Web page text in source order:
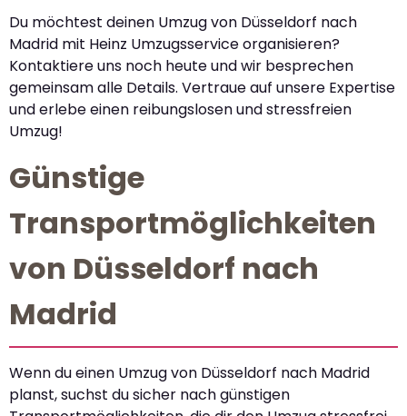
Du möchtest deinen Umzug von Düsseldorf nach
Madrid mit Heinz Umzugsservice organisieren?
Kontaktiere uns noch heute und wir besprechen
gemeinsam alle Details. Vertraue auf unsere Expertise
und erlebe einen reibungslosen und stressfreien
Umzug!
Günstige
Transportmöglichkeiten
von Düsseldorf nach
Madrid
Wenn du einen Umzug von Düsseldorf nach Madrid
planst, suchst du sicher nach günstigen